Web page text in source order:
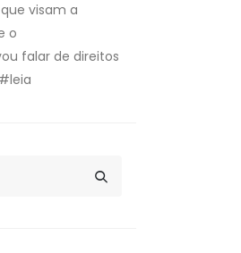
visam a
o
falar de direitos